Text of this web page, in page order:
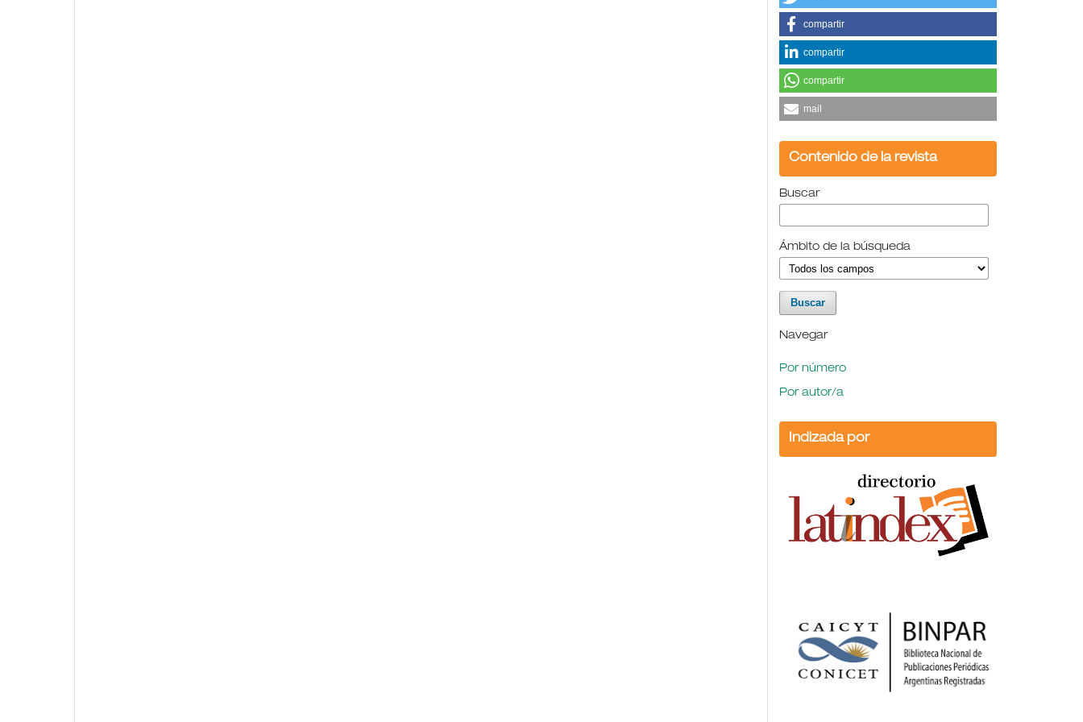
compartir
compartir
compartir
mail
Contenido de la revista
Buscar
Ámbito de la búsqueda
Navegar
Por número
Por autor/a
Indizada por